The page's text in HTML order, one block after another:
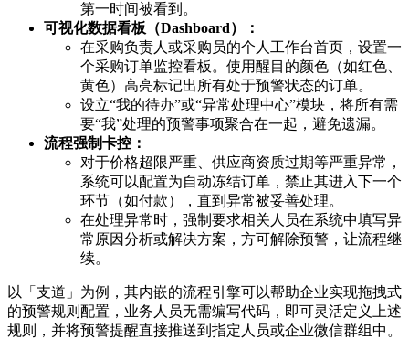
第一时间被看到。
可视化数据看板（Dashboard）：
在采购负责人或采购员的个人工作台首页，设置一
个采购订单监控看板。使用醒目的颜色（如红色、
黄色）高亮标记出所有处于预警状态的订单。
设立“我的待办”或“异常处理中心”模块，将所有需
要“我”处理的预警事项聚合在一起，避免遗漏。
流程强制卡控：
对于价格超限严重、供应商资质过期等严重异常，
系统可以配置为自动冻结订单，禁止其进入下一个
环节（如付款），直到异常被妥善处理。
在处理异常时，强制要求相关人员在系统中填写异
常原因分析或解决方案，方可解除预警，让流程继
续。
以「支道」为例，其内嵌的流程引擎可以帮助企业实现拖拽式
的预警规则配置，业务人员无需编写代码，即可灵活定义上述
规则，并将预警提醒直接推送到指定人员或企业微信群组中。